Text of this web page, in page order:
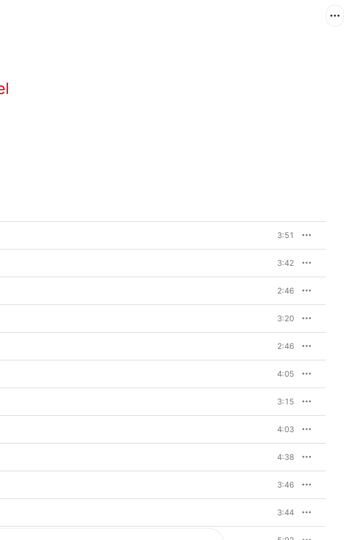
3:51
3:42
2:46
3:20
2:46
4:05
3:15
4:03
4:38
3:46
3:44